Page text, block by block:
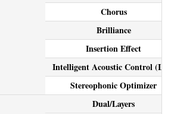
Chorus
Brilliance
Insertion Effect
Intelligent Acoustic Control
Stereophonic Optimizer
Dual/Layers